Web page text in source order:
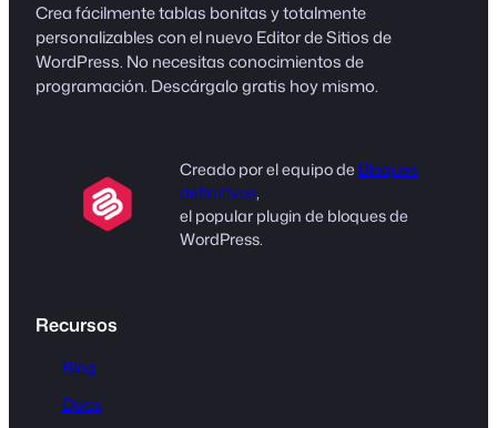
Crea fácilmente tablas bonitas y totalmente
personalizables con el nuevo Editor de Sitios de
WordPress. No necesitas conocimientos de
programación. Descárgalo gratis hoy mismo.
Creado por el equipo deBloques
definitivos,
el popular plugin de bloques de
WordPress.
Recursos
Blog
Docs